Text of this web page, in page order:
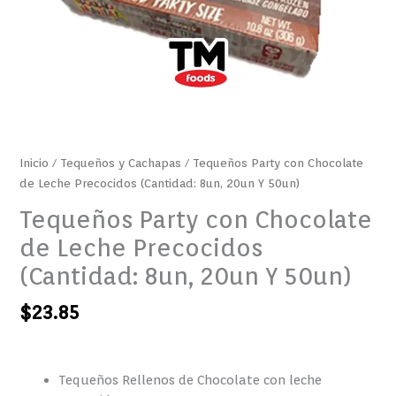
Inicio / Tequeños y Cachapas / Tequeños Party con Chocolate
de Leche Precocidos (Cantidad: 8un, 20un Y 50un)
Tequeños Party con Chocolate
de Leche Precocidos
(Cantidad: 8un, 20un Y 50un)
$23.85
Tequeños Rellenos de Chocolate con leche